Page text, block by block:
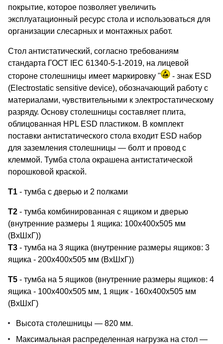
покрытие, которое позволяет увеличить
эксплуатационный ресурс стола и использоваться для
организации слесарных и монтажных работ.
Стол антистатический, согласно требованиям
стандарта ГОСТ IEC 61340-5-1-2019, на лицевой
стороне столешницы имеет маркировку "
- знак ESD
(Electrostatic sensitive device), обозначающий работу с
материалами, чувствительными к электростатическому
разряду. Основу столешницы составляет плита,
облицованная HPL ESD пластиком. В комплект
поставки антистатического стола входит ESD набор
для заземления столешницы — болт и провод с
клеммой. Тумба стола окрашена антистатической
порошковой краской.
Т1 - тумба с дверью и 2 полками
Т2 - тумба комбинированная с ящиком и дверью
(внутренние размеры 1 ящика: 100х400х505 мм
(ВхШхГ))
Т3 - тумба на 3 ящика (внутренние размеры ящиков: 3
ящика - 200х400х505 мм (ВхШхГ))
Т5 - тумба на 5 ящиков (внутренние размеры ящиков: 4
ящика - 100х400х505 мм, 1 ящик - 160х400х505 мм
(ВхШхГ)
Высота столешницы — 820 мм.
Максимальная распределенная нагрузка на стол —